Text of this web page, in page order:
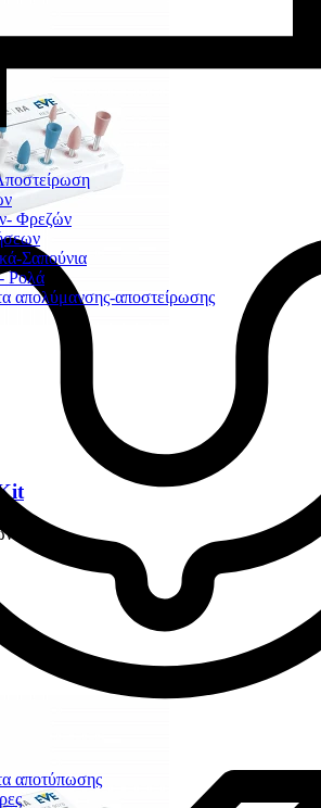
Φρεζών
Σαπούνια
Ρολά
απολύμανσης-αποστείρωσης
αποτύπωσης